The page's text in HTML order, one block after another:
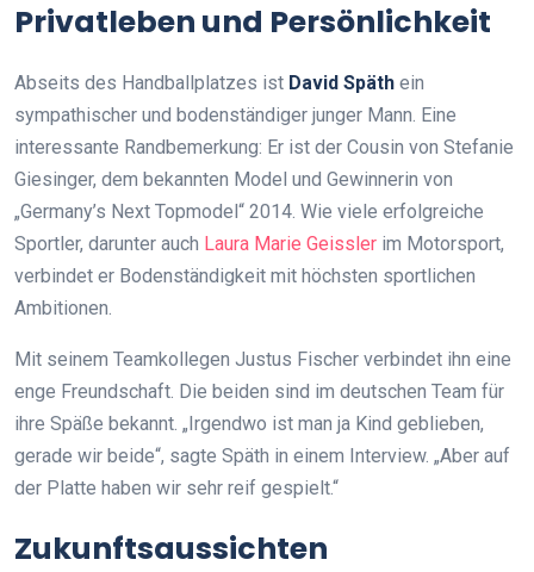
Privatleben und Persönlichkeit
Abseits des Handballplatzes ist David Späth ein
sympathischer und bodenständiger junger Mann. Eine
interessante Randbemerkung: Er ist der Cousin von Stefanie
Giesinger, dem bekannten Model und Gewinnerin von
„Germany’s Next Topmodel“ 2014. Wie viele erfolgreiche
Sportler, darunter auch Laura Marie Geissler im Motorsport,
verbindet er Bodenständigkeit mit höchsten sportlichen
Ambitionen.
Mit seinem Teamkollegen Justus Fischer verbindet ihn eine
enge Freundschaft. Die beiden sind im deutschen Team für
ihre Späße bekannt. „Irgendwo ist man ja Kind geblieben,
gerade wir beide“, sagte Späth in einem Interview. „Aber auf
der Platte haben wir sehr reif gespielt.“
Zukunftsaussichten